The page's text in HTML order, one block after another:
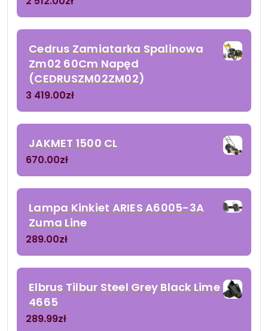
Cedrus Zamiatarka Spalinowa
Zm02 60Cm Napęd
(CEDRUSZM02ZM02)
3 419.00zł
JAKMET 1500 CL
670.00zł
Lampa Kinkiet ARIES A6005-3A
Zuma Line
289.00zł
Elbrus Tilbur Steel Grey Black Lime
4665
289.99zł